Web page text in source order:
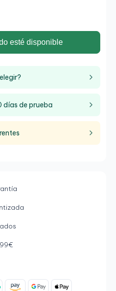
esté disponible
días de prueba